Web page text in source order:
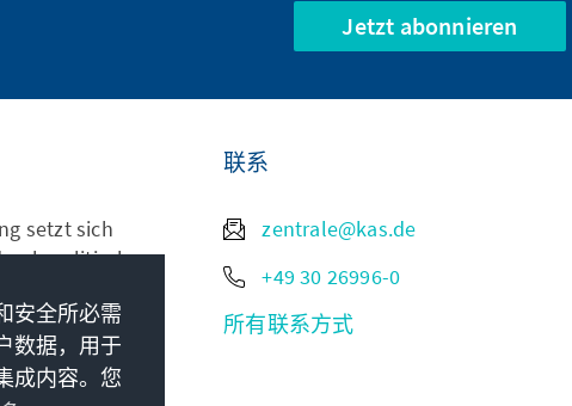
Jetzt abonnieren
setzt sich
politische
und bewahren
und
联系
zentrale@kas.de
+49 30 26996-0
所有联系方式
安全所必需
数据，用于
成内容。您